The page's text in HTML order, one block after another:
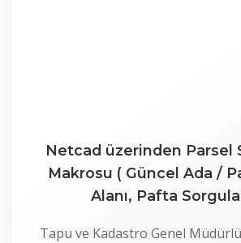
Netcad üzerinden Parsel
Makrosu ( Güncel Ada /
Alanı, Pafta
Tapu ve Kadastro Genel